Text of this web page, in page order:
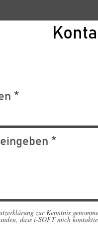
zur Kenntnis
dass i-SOFT mich